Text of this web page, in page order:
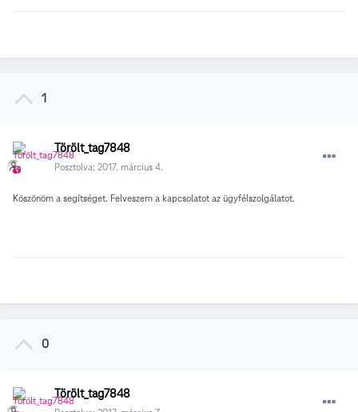
1
Törölt_tag7848
Posztolva: 2017. március 4.
Köszönöm a segítséget. Felveszem a kapcsolatot az ügyfélszolgálatot.
0
Törölt_tag7848